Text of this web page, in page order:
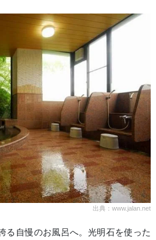
出典：www.jalan.net
る自慢のお風呂へ。光明石を使った